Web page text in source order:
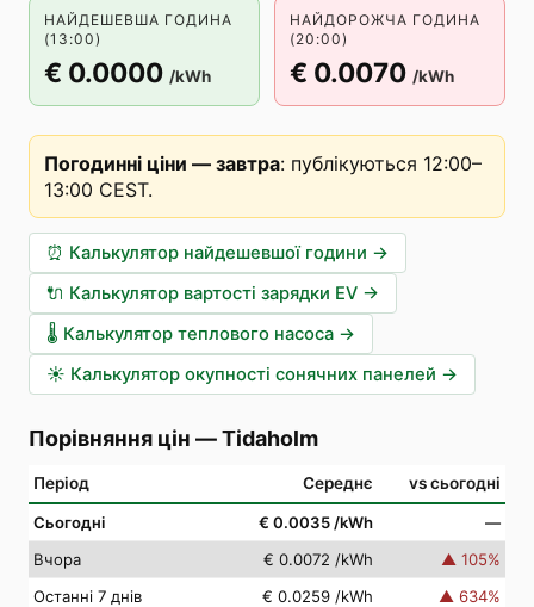
НАЙДЕШЕВША ГОДИНА
(13:00)
€ 0.0000 /kWh
НАЙДОРОЖЧА ГОДИНА
(20:00)
€ 0.0070 /kWh
Погодинні ціни — завтра: публікуються 12:00–
13:00 CEST.
⏰ Калькулятор найдешевшої години →
🔌 Калькулятор вартості зарядки EV →
🌡️ Калькулятор теплового насоса →
☀️ Калькулятор окупності сонячних панелей →
Порівняння цін —Tidaholm
Період Середнє vs сьогодні
Сьогодні € 0.0035 /kWh
—
Вчора
€ 0.0072 /kWh ▲ 105%
Останні 7 днів
€ 0.0259 /kWh ▲ 634%